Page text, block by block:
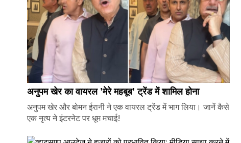
अनुपम खेर का वायरल 'मेरे महबूब' ट्रेंड में शामिल होना
अनुपम खेर और बोमन ईरानी ने एक वायरल ट्रेंड में भाग लिया। जानें कैसे
एक नृत्य ने इंटरनेट पर धूम मचाई!